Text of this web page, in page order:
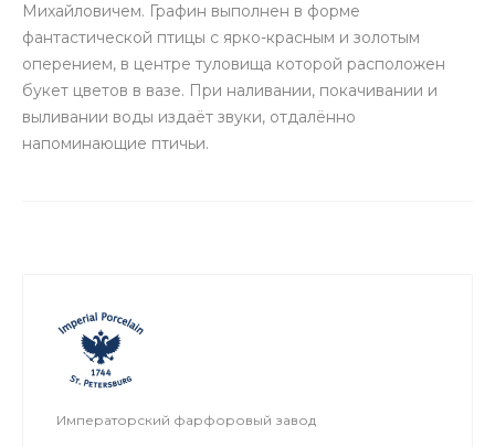
Михайловичем. Графин выполнен в форме
фантастической птицы с ярко-красным и золотым
оперением, в центре туловища которой расположен
букет цветов в вазе. При наливании, покачивании и
выливании воды издаёт звуки, отдалённо
напоминающие птичьи.
Императорский фарфоровый завод